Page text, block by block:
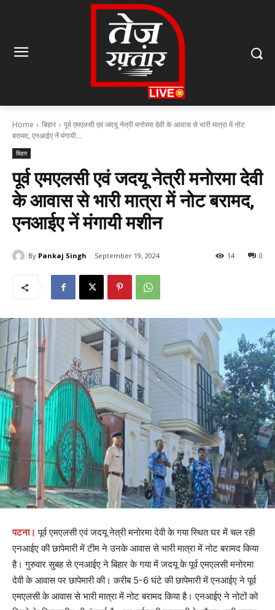
Home बिहार
पूर्व एमएलसी एवं जदयू नेत्री मनाेरमा देवी के आवास से भारी मात्रा में नोट
बरामद, एनआईए नें मंगायी...
बिहार
पूर्व एमएलसी एवं जदयू नेत्री मनाेरमा देवी
के आवास से भारी मात्रा में नोट बरामद,
एनआईए नें मंगायी मशीन
By Pankaj Singh September 19, 2024 0
14
पटना। पूर्व एमएलसी एवं जदयू नेत्री मनाेरमा देवी के गया स्थित घर में चल रही
एनआईए की छापेमारी में टीम ने उनके आवास से भारी मात्रा में नोट बरामद किया
है। गुरुवार सुबह से एनआईए ने बिहार के गया में जदयू के पूर्व एमएलसी मनोरमा
देवी के आवास पर छापेमारी की। करीब 5-6 घंटे की छापेमारी में एनआईए ने पूर्व
एमएलसी के आवास से भारी मात्रा में नोट बरामद किया है। एनआईए ने नोटों को